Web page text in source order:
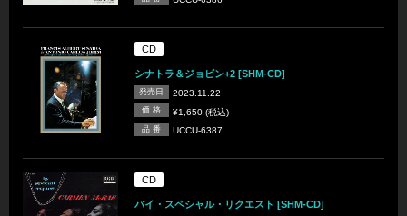
CD
シナトラ＆ジョビン+2 [SHM-CD]
発売日 2023.11.22
価 格 ¥1,650 (税込)
品 番 UCCU-6387
CD
バイ・スペシャル・リクエスト [SHM-CD]